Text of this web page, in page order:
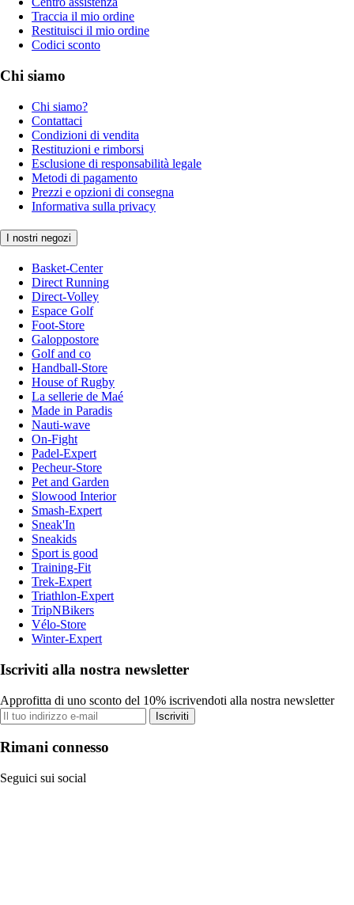
Traccia il mio ordine
Restituisci il mio ordine
Codici sconto
Chi siamo
Chi siamo?
Contattaci
Condizioni di vendita
Restituzioni e rimborsi
Esclusione di responsabilità legale
Metodi di pagamento
Prezzi e opzioni di consegna
Informativa sulla privacy
I nostri negozi
Basket-Center
Direct Running
Direct-Volley
Espace Golf
Foot-Store
Galoppostore
Golf and co
Handball-Store
House of Rugby
La sellerie de Maé
Made in Paradis
Nauti-wave
On-Fight
Padel-Expert
Pecheur-Store
Pet and Garden
Slowood Interior
Smash-Expert
Sneak'In
Sneakids
Sport is good
Training-Fit
Trek-Expert
Triathlon-Expert
TripNBikers
Vélo-Store
Winter-Expert
Iscriviti alla nostra newsletter
Approfitta di uno sconto del 10% iscrivendoti alla nostra newsletter
Iscriviti
Rimani connesso
Seguici sui social